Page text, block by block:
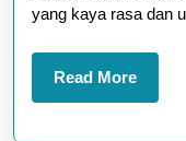
yang kaya rasa dan
Read MoreRead
More